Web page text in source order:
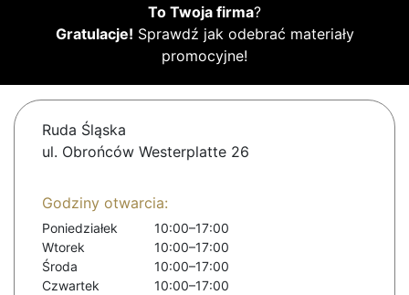
To Twoja firma?
Gratulacje! Sprawdź jak odebrać materiały
promocyjne!
Ruda Śląska
ul. Obrońców Westerplatte 26
Godziny otwarcia:
Poniedziałek
10:00–17:00
Wtorek
10:00–17:00
Środa
10:00–17:00
Czwartek
10:00–17:00